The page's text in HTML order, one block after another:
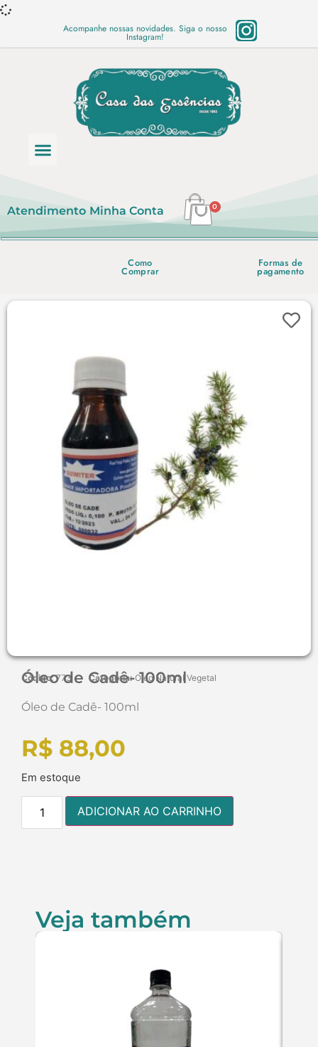
Acompanhe nossas novidades. Siga o nosso
Instagram!
Atendimento Minha Conta 0
Como
Comprar
Formas de
pagamento
Óleo de Cadê- 100ml
Código:773 Categoria: Oleo Natural Vegetal
Óleo de Cadê- 100ml
R$ 88,00
Em estoque
ADICIONAR AO CARRINHO
Veja também